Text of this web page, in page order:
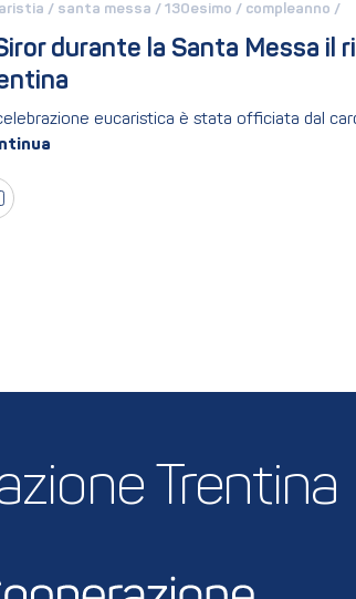
/ santa messa / 130esimo / compleanno /
durante la Santa Messa il
eucaristica è stata officiata dal
Trentina